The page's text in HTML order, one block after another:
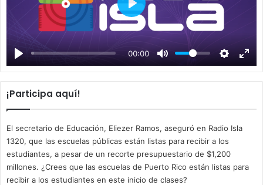
00:00
P
a
y
¡Participa aquí!
El secretario de Educación, Eliezer Ramos, aseguró en Radio Isla
1320, que las escuelas públicas están listas para recibir a los
estudiantes, a pesar de un recorte presupuestario de $1,200
millones. ¿Crees que las escuelas de Puerto Rico están listas para
recibir a los estudiantes en este inicio de clases?